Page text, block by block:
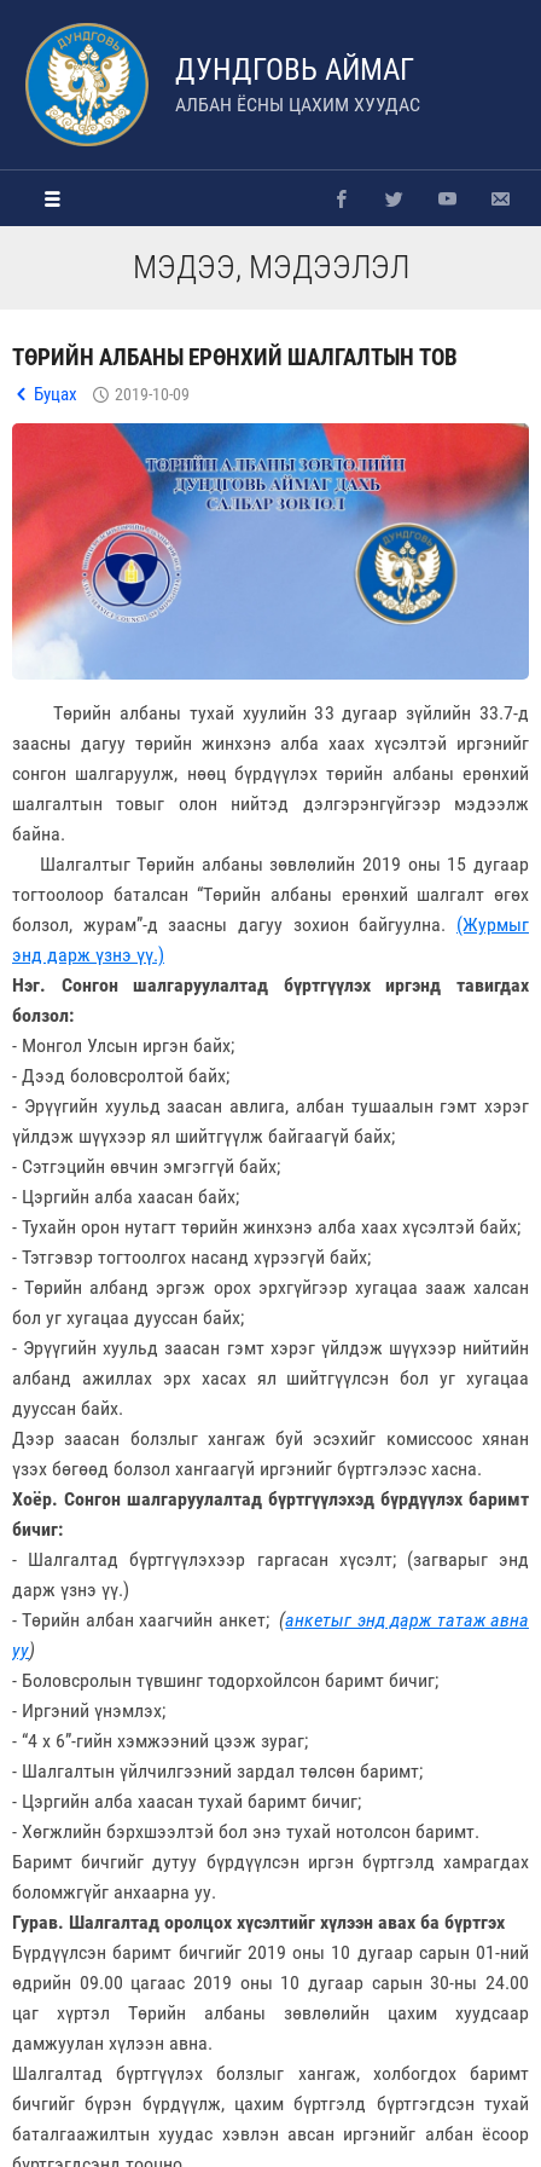
ДУНДГОВЬ АЙМАГ
АЛБАН ЁСНЫ ЦАХИМ ХУУДАС
МЭДЭЭ, МЭДЭЭЛЭЛ
ТӨРИЙН АЛБАНЫ ЕРӨНХИЙ ШАЛГАЛТЫН ТОВ
Буцах 2019-10-09
Төрийн албаны тухай хуулийн 33 дугаар зүйлийн 33.7-д
заасны дагуу төрийн жинхэнэ алба хаах хүсэлтэй иргэнийг
сонгон шалгаруулж, нөөц бүрдүүлэх төрийн албаны ерөнхий
шалгалтын товыг олон нийтэд дэлгэрэнгүйгээр мэдээлж
байна.
Шалгалтыг Төрийн албаны зөвлөлийн 2019 оны 15 дугаар
тогтоолоор баталсан “Төрийн албаны ерөнхий шалгалт өгөх
болзол, журам”-д заасны дагуу зохион байгуулна. (Журмыг
энд дарж үзнэ үү.)
Нэг. Сонгон шалгаруулалтад бүртгүүлэх иргэнд тавигдах
болзол:
- Монгол Улсын иргэн байх;
- Дээд боловсролтой байх;
- Эрүүгийн хуульд заасан авлига, албан тушаалын гэмт хэрэг
үйлдэж шүүхээр ял шийтгүүлж байгаагүй байх;
- Сэтгэцийн өвчин эмгэггүй байх;
- Цэргийн алба хаасан байх;
- Тухайн орон нутагт төрийн жинхэнэ алба хаах хүсэлтэй байх;
- Тэтгэвэр тогтоолгох насанд хүрээгүй байх;
- Төрийн албанд эргэж орох эрхгүйгээр хугацаа зааж халсан
бол уг хугацаа дууссан байх;
- Эрүүгийн хуульд заасан гэмт хэрэг үйлдэж шүүхээр нийтийн
албанд ажиллах эрх хасах ял шийтгүүлсэн бол уг хугацаа
дууссан байх.
Дээр заасан болзлыг хангаж буй эсэхийг комиссоос хянан
үзэх бөгөөд болзол хангаагүй иргэнийг бүртгэлээс хасна.
Хоёр. Сонгон шалгаруулалтад бүртгүүлэхэд бүрдүүлэх баримт
бичиг:
- Шалгалтад бүртгүүлэхээр гаргасан хүсэлт; (загварыг энд
дарж үзнэ үү.)
- Төрийн албан хаагчийн анкет;(анкетыг энд дарж татаж авна
уу)
- Боловсролын түвшинг тодорхойлсон баримт бичиг;
- Иргэний үнэмлэх;
- “4 х 6”-гийн хэмжээний цээж зураг;
- Шалгалтын үйлчилгээний зардал төлсөн баримт;
- Цэргийн алба хаасан тухай баримт бичиг;
- Хөгжлийн бэрхшээлтэй бол энэ тухай нотолсон баримт.
Баримт бичгийг дутуу бүрдүүлсэн иргэн бүртгэлд хамрагдах
боломжгүйг анхаарна уу.
Гурав. Шалгалтад оролцох хүсэлтийг хүлээн авах ба бүртгэх
Бүрдүүлсэн баримт бичгийг 2019 оны 10 дугаар сарын 01-ний
өдрийн 09.00 цагаас 2019 оны 10 дугаар сарын 30-ны 24.00
цаг хүртэл Төрийн албаны зөвлөлийн цахим хуудсаар
дамжуулан хүлээн авна.
Шалгалтад бүртгүүлэх болзлыг хангаж, холбогдох баримт
бичгийг бүрэн бүрдүүлж, цахим бүртгэлд бүртгэгдсэн тухай
баталгаажилтын хуудас хэвлэн авсан иргэнийг албан ёсоор